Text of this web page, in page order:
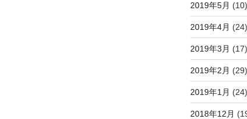
2019年5月 (10)
2019年4月 (24)
2019年3月 (17)
2019年2月 (29)
2019年1月 (24)
2018年12月